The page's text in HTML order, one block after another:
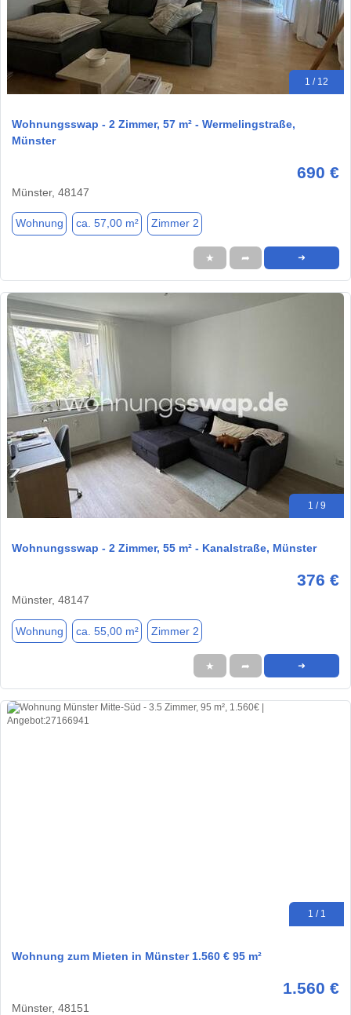
1 / 12
Wohnungsswap - 2 Zimmer, 57 m² - Wermelingstraße,
Münster
690 €
Münster, 48147
Wohnung ca. 57,00 m² Zimmer 2
★ ➦ ➜
1 / 9
Wohnungsswap - 2 Zimmer, 55 m² - Kanalstraße, Münster
376 €
Münster, 48147
Wohnung ca. 55,00 m² Zimmer 2
★ ➦ ➜
1 / 1
Wohnung zum Mieten in Münster 1.560 € 95 m²
1.560 €
Münster, 48151